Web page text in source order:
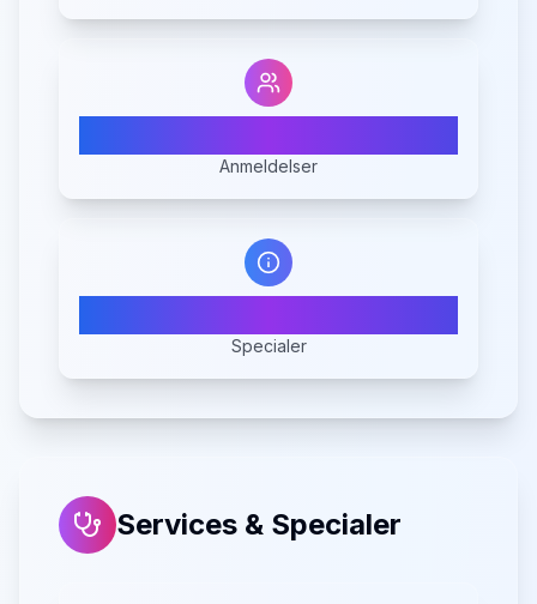
Anmeldelser
Specialer
Services & Specialer